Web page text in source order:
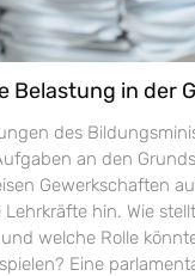
Belastung in der
des
an den
Gewerkschaften
hin. Wie
welche Rolle
Eine